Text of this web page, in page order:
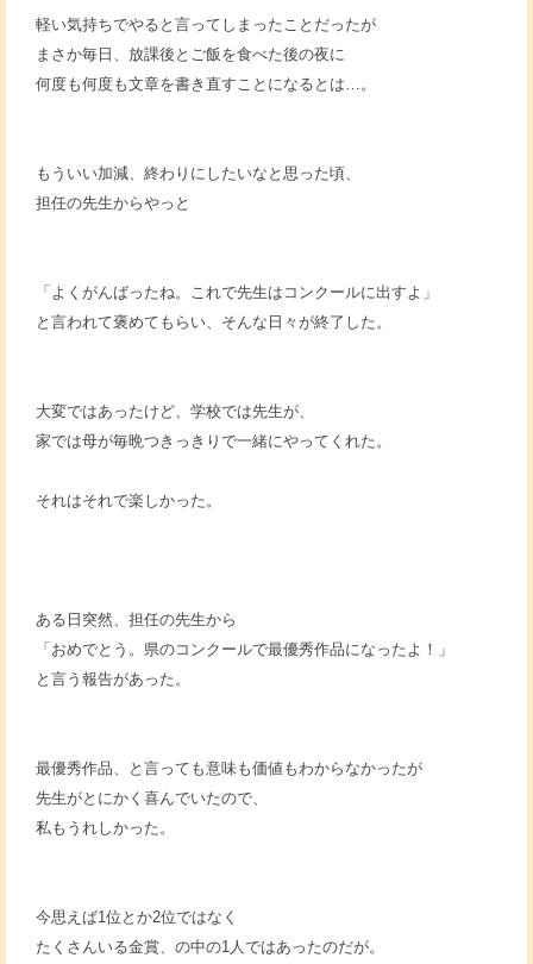
軽い気持ちでやると言ってしまったことだったが
まさか毎日、放課後とご飯を食べた後の夜に
何度も何度も文章を書き直すことになるとは…。
もういい加減、終わりにしたいなと思った頃、
担任の先生からやっと
「よくがんばったね。これで先生はコンクールに出すよ」
と言われて褒めてもらい、そんな日々が終了した。
大変ではあったけど、学校では先生が、
家では母が毎晩つきっきりで一緒にやってくれた。
それはそれで楽しかった。
ある日突然、担任の先生から
「おめでとう。県のコンクールで最優秀作品になったよ！」
と言う報告があった。
最優秀作品、と言っても意味も価値もわからなかったが
先生がとにかく喜んでいたので、
私もうれしかった。
今思えば1位とか2位ではなく
たくさんいる金賞、の中の1人ではあったのだが。